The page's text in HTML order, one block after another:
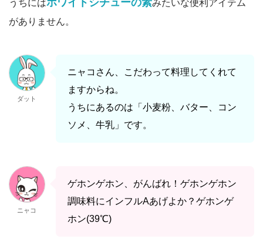
うちには
みたいな便利アイテム
がありません。
ダット
ニャコさん、こだわって料理してくれて
ますからね。
うちにあるのは「小麦粉、バター、コン
ソメ、牛乳」です。
ニャコ
ゲホンゲホン、がんばれ！ゲホンゲホン
調味料にインフルAあげよか？ゲホンゲ
ホン(39℃)